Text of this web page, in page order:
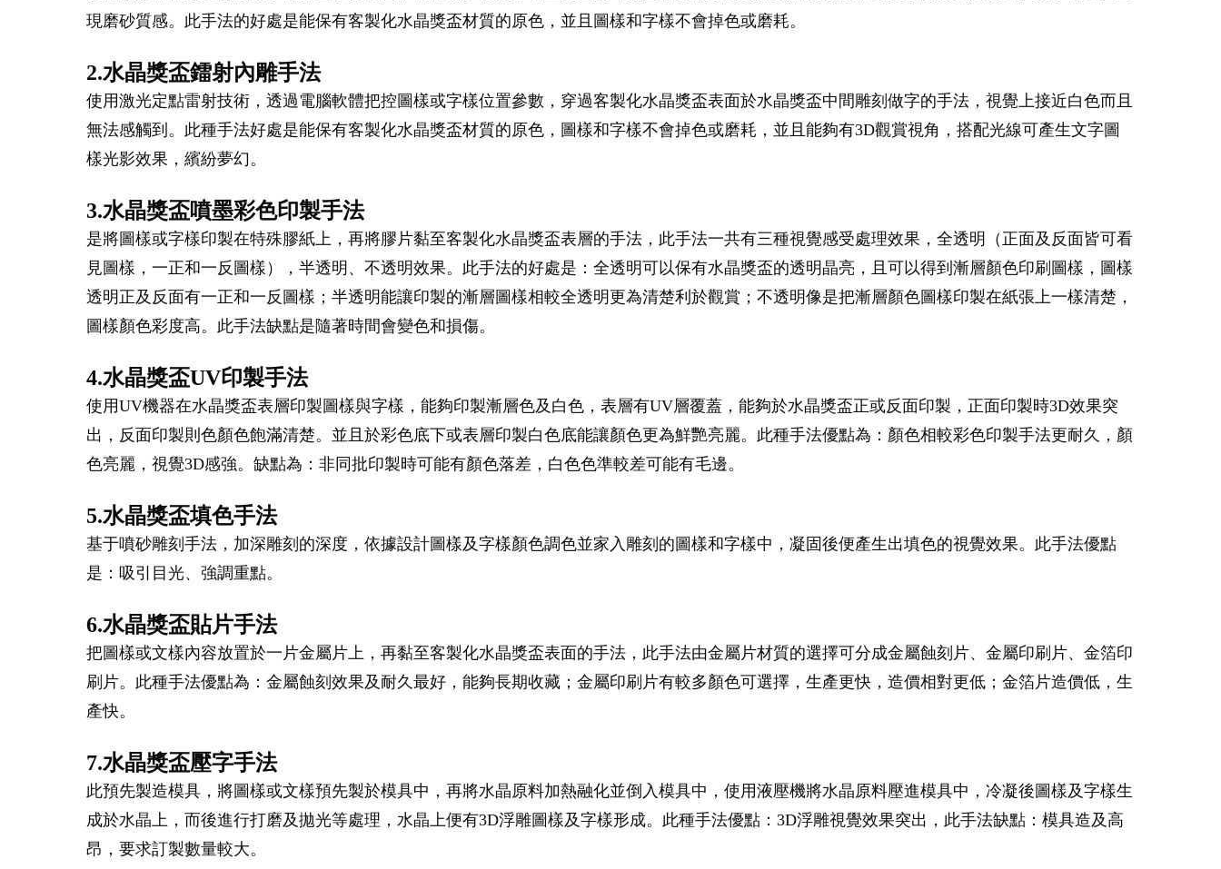
現磨砂質感。此手法的好處是能保有客製化水晶獎盃材質的原色，並且圖樣和字樣不會掉色或磨耗。
2.水晶獎盃鐳射內雕手法
使用激光定點雷射技術，透過電腦軟體把控圖樣或字樣位置參數，穿過客製化水晶獎盃表面於水晶獎盃中間雕刻做字的手法，視覺上接近白色而且
無法感觸到。此種手法好處是能保有客製化水晶獎盃材質的原色，圖樣和字樣不會掉色或磨耗，並且能夠有3D觀賞視角，搭配光線可產生文字圖
樣光影效果，繽紛夢幻。
3.水晶獎盃噴墨彩色印製手法
是將圖樣或字樣印製在特殊膠紙上，再將膠片黏至客製化水晶獎盃表層的手法，此手法一共有三種視覺感受處理效果，全透明（正面及反面皆可看
見圖樣，一正和一反圖樣），半透明、不透明效果。此手法的好處是：全透明可以保有水晶獎盃的透明晶亮，且可以得到漸層顏色印刷圖樣，圖樣
透明正及反面有一正和一反圖樣；半透明能讓印製的漸層圖樣相較全透明更為清楚利於觀賞；不透明像是把漸層顏色圖樣印製在紙張上一樣清楚，
圖樣顏色彩度高。此手法缺點是隨著時間會變色和損傷。
4.水晶獎盃UV印製手法
使用UV機器在水晶獎盃表層印製圖樣與字樣，能夠印製漸層色及白色，表層有UV層覆蓋，能夠於水晶獎盃正或反面印製，正面印製時3D效果突
出，反面印製則色顏色飽滿清楚。並且於彩色底下或表層印製白色底能讓顏色更為鮮艷亮麗。此種手法優點為：顏色相較彩色印製手法更耐久，顏
色亮麗，視覺3D感強。缺點為：非同批印製時可能有顏色落差，白色色準較差可能有毛邊。
5.水晶獎盃填色手法
基于噴砂雕刻手法，加深雕刻的深度，依據設計圖樣及字樣顏色調色並家入雕刻的圖樣和字樣中，凝固後便產生出填色的視覺效果。此手法優點
是：吸引目光、強調重點。
6.水晶獎盃貼片手法
把圖樣或文樣內容放置於一片金屬片上，再黏至客製化水晶獎盃表面的手法，此手法由金屬片材質的選擇可分成金屬蝕刻片、金屬印刷片、金箔印
刷片。此種手法優點為：金屬蝕刻效果及耐久最好，能夠長期收藏；金屬印刷片有較多顏色可選擇，生產更快，造價相對更低；金箔片造價低，生
產快。
7.水晶獎盃壓字手法
此預先製造模具，將圖樣或文樣預先製於模具中，再將水晶原料加熱融化並倒入模具中，使用液壓機將水晶原料壓進模具中，冷凝後圖樣及字樣生
成於水晶上，而後進行打磨及拋光等處理，水晶上便有3D浮雕圖樣及字樣形成。此種手法優點：3D浮雕視覺效果突出，此手法缺點：模具造及高
昂，要求訂製數量較大。